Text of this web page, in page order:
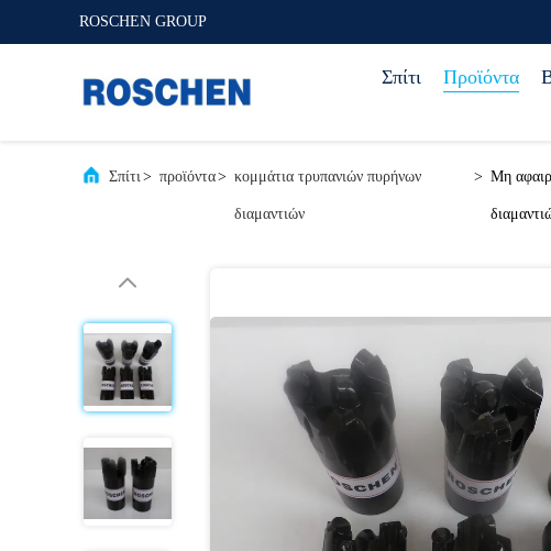
ROSCHEN GROUP
Σπίτι Προϊόντα
Σπίτι> προϊόντα> κομμάτια τρυπανιών πυρήνων
διαμαντιών
> Μη